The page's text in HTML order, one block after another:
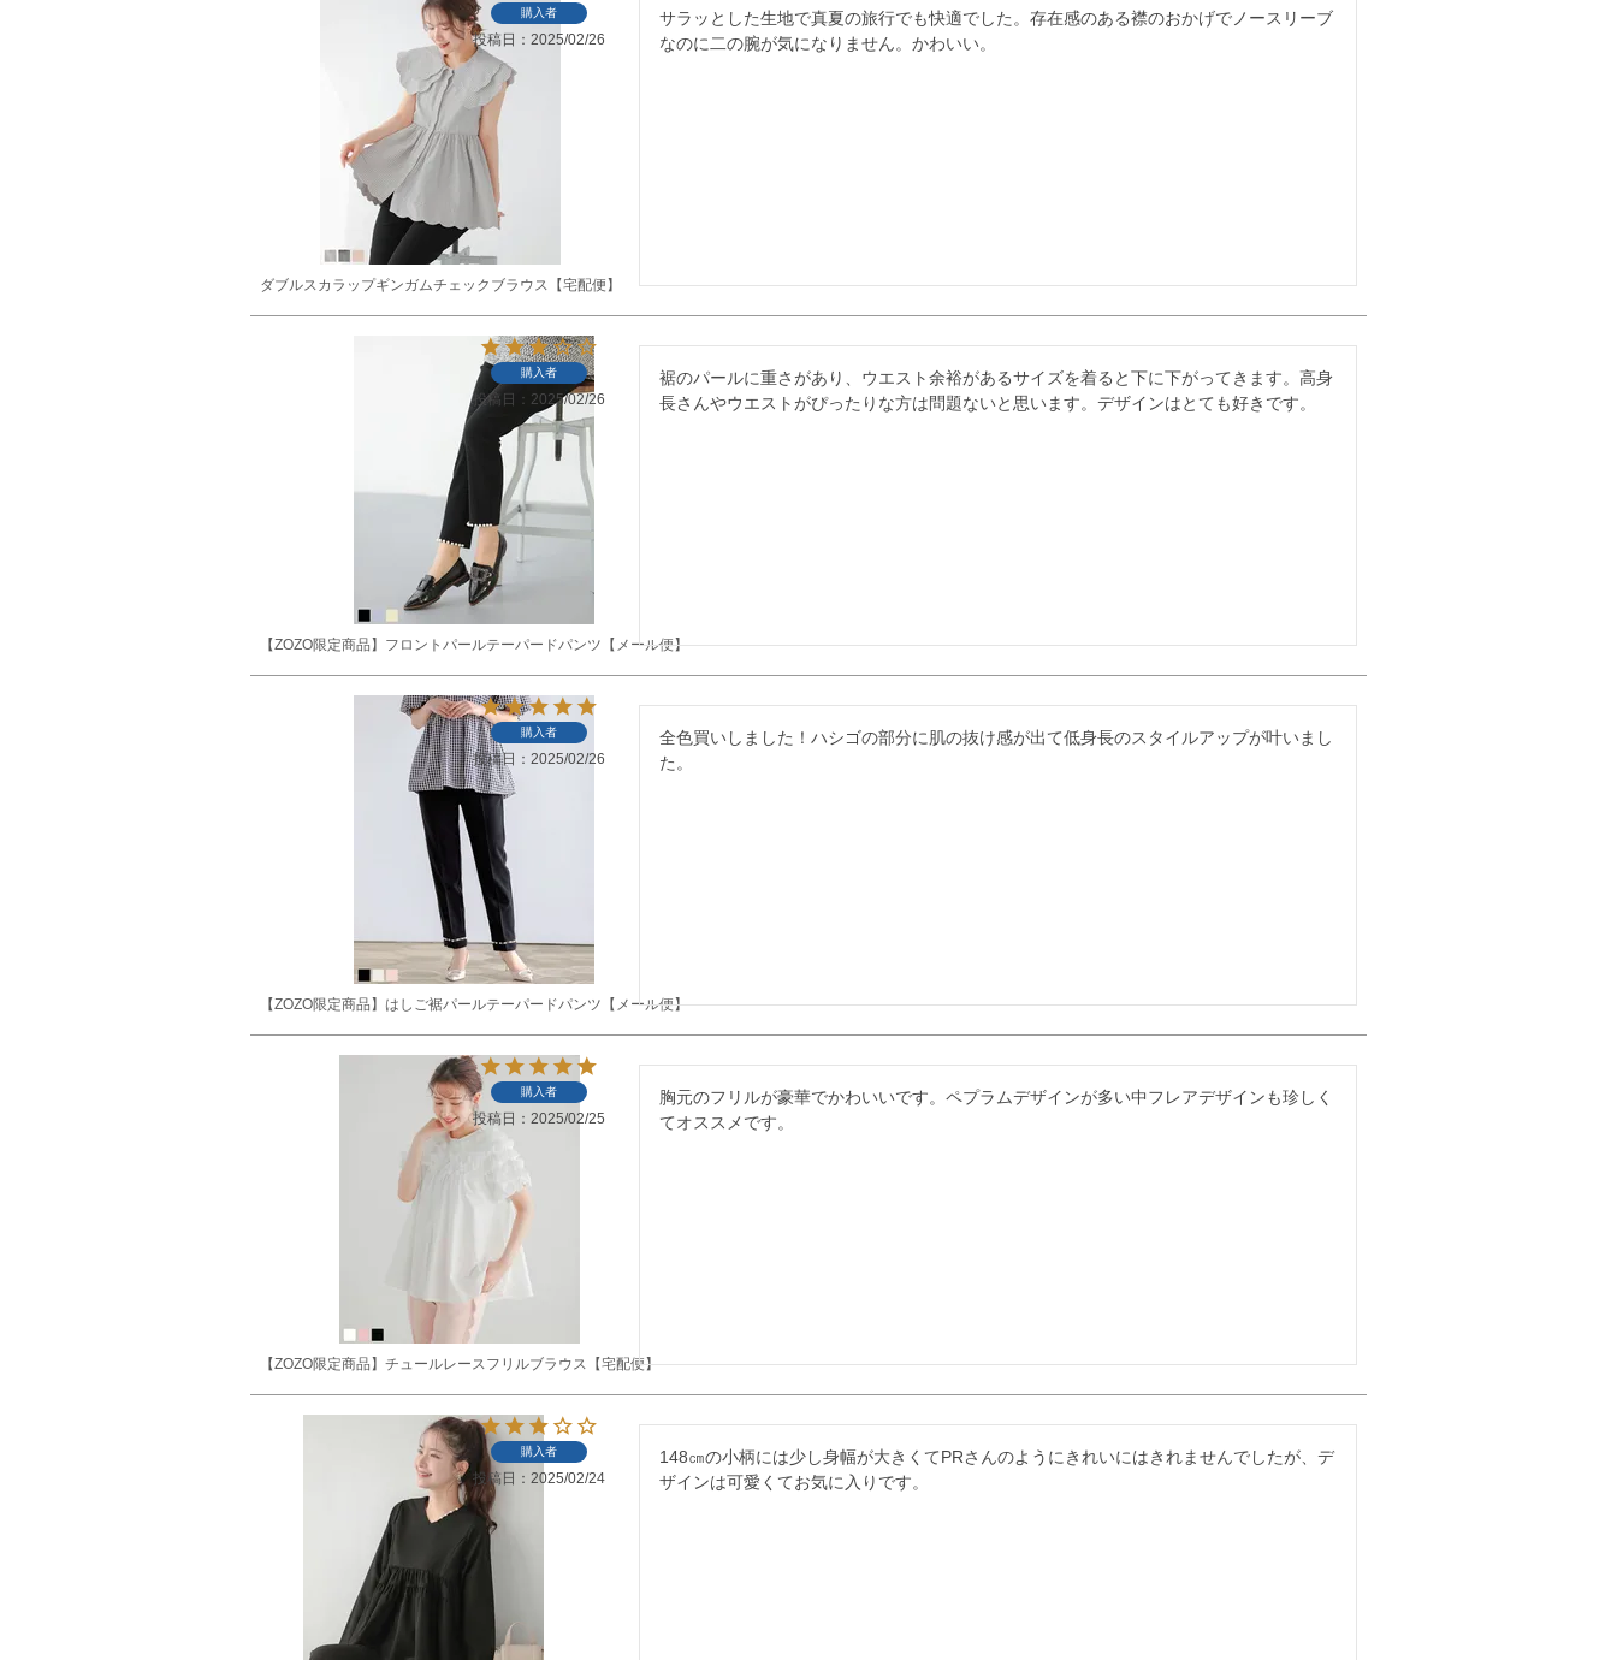
ダブルスカラップギンガムチェックブラウス【宅配便】
購入者
投稿日 2025/02/26
サラッとした生地で真夏の旅行でも快適でした。存在感のある襟のおかげでノースリーブ
なのに二の腕が気になりません。かわいい。
【ZOZO限定商品】フロントパールテーパードパンツ【メール便】
購入者
投稿日 2025/02/26
裾のパールに重さがあり、ウエスト余裕があるサイズを着ると下に下がってきます。高身
長さんやウエストがぴったりな方は問題ないと思います。デザインはとても好きです。
【ZOZO限定商品】はしご裾パールテーパードパンツ【メール便】
購入者
投稿日 2025/02/26
全色買いしました！ハシゴの部分に肌の抜け感が出て低身長のスタイルアップが叶いまし
た。
【ZOZO限定商品】チュールレースフリルブラウス【宅配便】
購入者
投稿日 2025/02/25
胸元のフリルが豪華でかわいいです。ペプラムデザインが多い中フレアデザインも珍しく
てオススメです。
購入者
投稿日 2025/02/24
148㎝の小柄には少し身幅が大きくてPRさんのようにきれいにはきれませんでしたが、デ
ザインは可愛くてお気に入りです。